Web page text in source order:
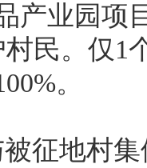
产业园项
民。仅1
。
地村集